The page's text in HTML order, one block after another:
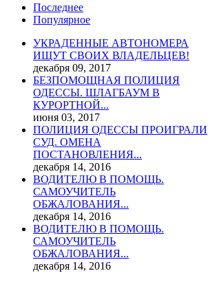
Последнее
Популярное
УКРАДЕННЫЕ АВТОНОМЕРА
ИЩУТ СВОИХ ВЛАДЕЛЬЦЕВ!
декабря 09, 2017
БЕЗПОМОЩНАЯ ПОЛИЦИЯ
ОДЕССЫ. ШЛАГБАУМ В
КУРОРТНОЙ...
июня 03, 2017
ПОЛИЦИЯ ОДЕССЫ ПРОИГРАЛИ
СУД. ОМЕНА
ПОСТАНОВЛЕНИЯ...
декабря 14, 2016
ВОДИТЕЛЮ В ПОМОЩЬ.
САМОУЧИТЕЛЬ
ОБЖАЛОВАНИЯ...
декабря 14, 2016
ВОДИТЕЛЮ В ПОМОЩЬ.
САМОУЧИТЕЛЬ
ОБЖАЛОВАНИЯ...
декабря 14, 2016